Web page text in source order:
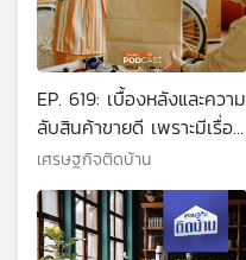
EP. 619: เบื้องหลังและความ
ลับสินค้าขายดี เพราะมีเรื่อง
เล่า
เศรษฐกิจติดบ้าน